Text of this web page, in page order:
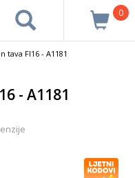
0
tava FI16 - A1181
- A1181